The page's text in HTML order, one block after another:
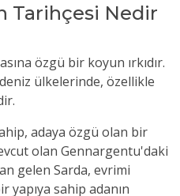
Tarihçesi Nedir
özgü bir koyun ırkıdır.
ülkelerinde, özellikle
adaya özgü olan bir
olan Gennargentu'daki
gelen Sarda, evrimi
yapıya sahip adanın